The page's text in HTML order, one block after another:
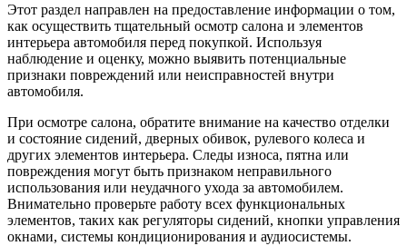
Этот раздел направлен на предоставление информации о том,
как осуществить тщательный осмотр салона и элементов
интерьера автомобиля перед покупкой. Используя
наблюдение и оценку, можно выявить потенциальные
признаки повреждений или неисправностей внутри
автомобиля.
При осмотре салона, обратите внимание на качество отделки
и состояние сидений, дверных обивок, рулевого колеса и
других элементов интерьера. Следы износа, пятна или
повреждения могут быть признаком неправильного
использования или неудачного ухода за автомобилем.
Внимательно проверьте работу всех функциональных
элементов, таких как регуляторы сидений, кнопки управления
окнами, системы кондиционирования и аудиосистемы.